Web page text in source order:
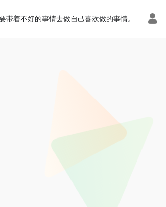
带着不好的事情去做自己喜欢做的事情。